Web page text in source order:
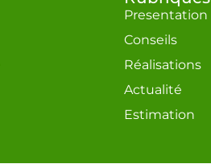
Presentation
Conseils
Réalisations
Actualité
Estimation